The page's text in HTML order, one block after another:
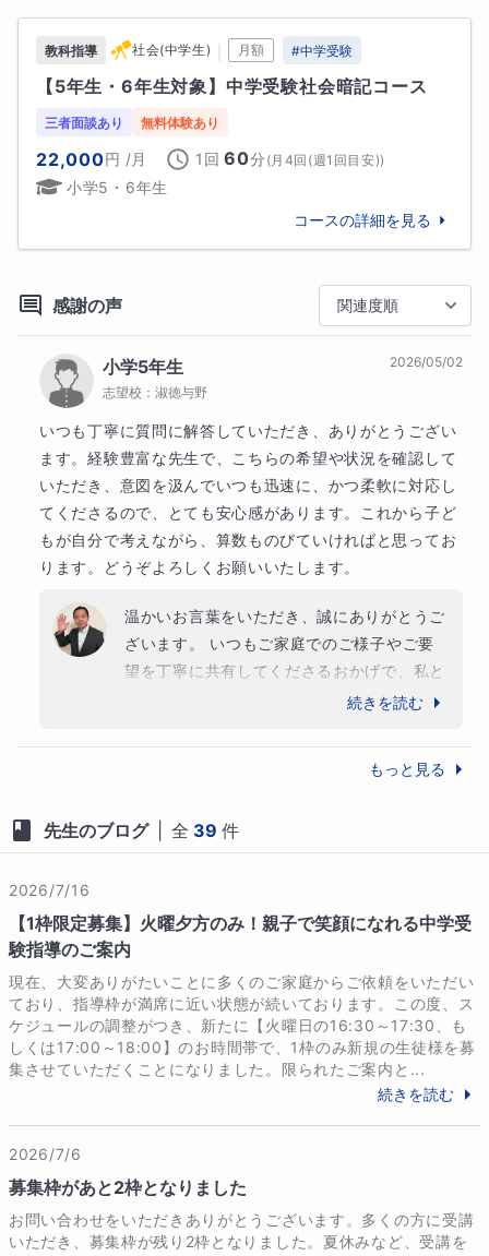
親御さんがつきっきりで教えなくて済むようサポート
します。「勉強しなさい！」という毎日のストレスか
ら解放され、親子でテストの点数を喜べる関係作りを
大切にしています。
■相性の良いご家庭・生徒様
・塾に通っているのに成績が伸びず焦っている保護者
・共働きで、お子様の勉強を家で見てあげる時間がと
・「勉強したくない」「どうせ無理」と自信をなくし
ている生徒様
・中学受験を通して親子の絆を深めたい（ギスギスし
たくない）ご家庭
保護者様へのメッセージ
■保護者様へ
保護者様の不安を解消するための、ご夫婦そろっての
面談も可能です。今の塾の進め方が合っているのか
等、セカンドオピニオンとしてもご相談いただけます
ので、一人で抱え込まずお気軽にお声がけください。
生徒様へのメッセージ
勉強が苦手でも大丈夫！まずは「わかった！」「でき
アニメや好きなことのお話も交えながら、楽しく志望
趣味
学歴
【学歴】
1992年度　浜松日体高校
1996年度　東京電機大学理工学部数理学科
2000年度　明治学院大学大学院修士課程国際学研究科
2005年度　横浜市立大学大学院博士課程国際文化研究
早稲アカ、臨海セミナー、中萬学院など
・女子美術大学付属中
教科指導 社会(中学生) 月額 #中学受験
【5年生・6年生対象】中学受験社会暗記コース
三者面談あり 無料体験あり
22,000円 /月 1回 60分 ( 月4回(週1回目安))
小学5・6年生
コースの詳細を見る
感謝の声 関連度順
小学5年生
志望校： 淑徳与野
2026/05/02
いつも丁寧に質問に解答していただき、ありがとうござい
ます。経験豊富な先生で、こちらの希望や状況を確認して
いただき、意図を汲んでいつも迅速に、かつ柔軟に対応し
てくださるので、とても安心感があります。これから子ど
もが自分で考えながら、算数ものびていければと思ってお
ります。どうぞよろしくお願いいたします。
温かいお言葉をいただき、誠にありがとうご
ざいます。 いつもご家庭でのご様子やご要
望を丁寧に共有してくださるおかげで、私と
してもお子様に最適な学習方法をご提案で
心感がある」と言っていただけること、指導
者としてこれ以上嬉しいことはありません。
算数は、ただ解き方を暗記するのではなく、
です。授業を通して、お子様が自力で「わか
った！」「解けた！」という成功体験をたく
さん積み重ね、算数への自信を深めていける
よう全力でサポートしてまいります。
これからも、お母さまと二人三脚で、ご家族
皆様が笑顔になれる中学受験を目指してしっ
かりと伴走させていただきます。引き続き、
続きを読む
もっと見る
先生のブログ 全 39 件
2026/7/16
【1枠限定募集】火曜夕方のみ！親子で笑顔になれる中学受
験指導のご案内
現在、大変ありがたいことに多くのご家庭からご依頼をいただい
ており、指導枠が満席に近い状態が続いております。この度、ス
ケジュールの調整がつき、新たに【火曜日の16:30～17:30、も
しくは17:00～18:00】のお時間帯で、1枠のみ新規の生徒様を募
集させていただくことになりました。限られたご案内と...
続きを読む
2026/7/6
募集枠があと2枠となりました
お問い合わせをいただきありがとうございます。多くの方に受講
いただき、募集枠が残り2枠となりました。夏休みなど、受講を